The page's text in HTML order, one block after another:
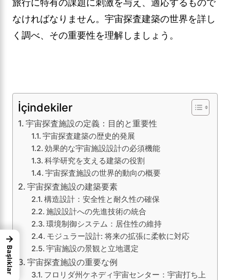
旅行に特有の課題に刺激を与え、適応するもので
なければなりません。宇宙探査建築の世界を詳し
く調べ、その重要性を理解しましょう。
İçindekiler
宇宙探査施設の定義：目的と重要性
宇宙探査建築の歴史的発展
効果的な宇宙施設設計の必須機能
科学研究を支える建築の役割
宇宙探査施設の世界的動向の概要
宇宙探査施設の建築要素
構造設計：安全性と耐久性の確保
施設設計への先進技術の統合
環境制御システム：居住性の維持
モジュラー設計: 将来の拡張に柔軟に対応
宇宙施設の景観と立地選定
宇宙探査施設の重要な例
フロリダ州ケネディ宇宙センター：宇宙打ち上
→
Başlıklar